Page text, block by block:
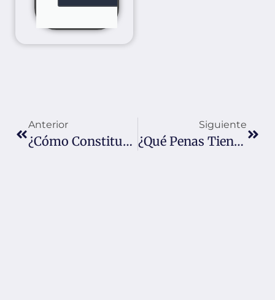
Anterior
¿Cómo Constituyo Un Patrimonio De Familia?
Siguiente
¿Qué Penas Tiene El Delito De Tráfico De Drogas En Colombia?